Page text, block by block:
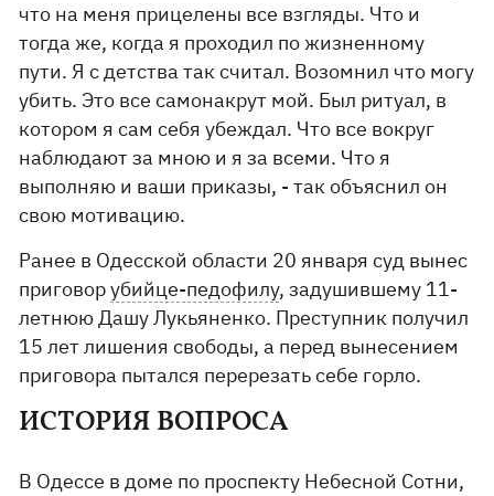
что на меня прицелены все взгляды. Что и
тогда же, когда я проходил по жизненному
пути. Я с детства так считал. Возомнил что могу
убить. Это все самонакрут мой. Был ритуал, в
котором я сам себя убеждал. Что все вокруг
наблюдают за мною и я за всеми. Что я
выполняю и ваши приказы, - так объяснил он
свою мотивацию.
Ранее в Одесской области 20 января суд вынес
приговорубийце-педофилу, задушившему 11-
летнюю Дашу Лукьяненко. Преступник получил
15 лет лишения свободы, а перед вынесением
приговора пытался перерезать себе горло.
ИСТОРИЯ ВОПРОСА
В Одессе в доме по проспекту Небесной Сотни,